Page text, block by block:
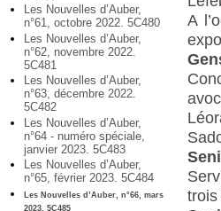
Les Nouvelles d’Auber,
n°61, octobre 2022. 5C480
Les Nouvelles d’Auber,
n°62, novembre 2022.
5C481
Les Nouvelles d’Auber,
n°63, décembre 2022.
5C482
Les Nouvelles d’Auber,
n°64 - numéro spéciale,
janvier 2023. 5C483
Les Nouvelles d’Auber,
n°65, février 2023. 5C484
Les Nouvelles d’Auber, n°66, mars
2023. 5C485
A
trois